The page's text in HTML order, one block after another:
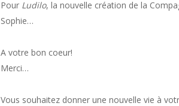
Pour Ludilo, la nouvelle création de la
Sophie…
A votre bon coeur!
Merci…
Vous souhaitez donner une nouvelle vie à